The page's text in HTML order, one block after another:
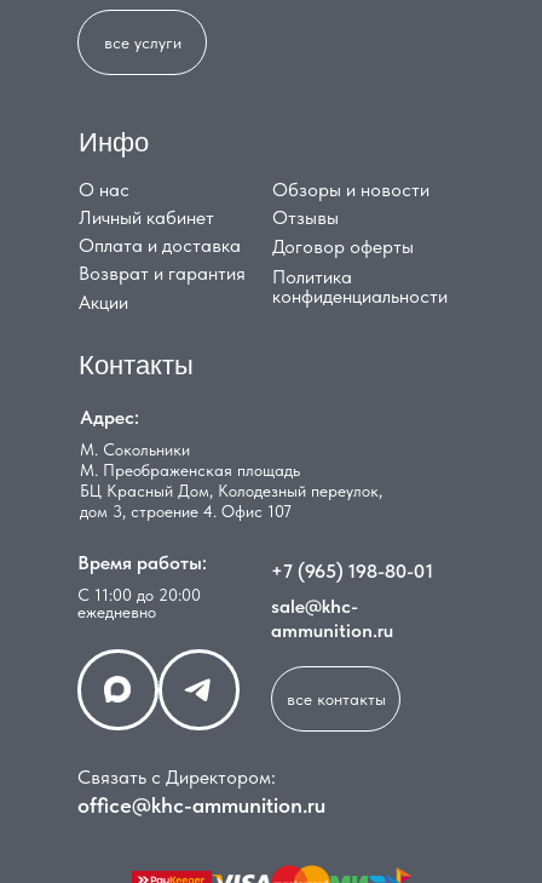
Инфо
Контакты
О нас
Личный кабинет
Оплата и доставка
Возврат и гарантия
Акции
Обзоры и новости
Отзывы
Договор оферты
Адрес:
М. Сокольники
М. Преображенская площадь
БЦ Красный Дом, Колодезный переулок,
дом 3, строение 4. Офис 107
Время работы:
С 11:00 до 20:00
ежедневно
office@khc-ammunition.ru
Связать с Директором:
+7 (965) 198-80-01
sale@khc-
ammunition.ru
все услуги
все контакты
Политика
конфиденциальности